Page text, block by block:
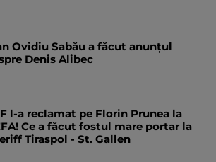
Ovidiu Sabău a făcut anunțul
Denis Alibec
l-a reclamat pe Florin Prunea la
Ce a făcut fostul mare portar la
Tiraspol - St. Gallen